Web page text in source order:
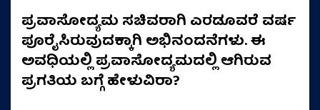
ಪ್ರವಾಸೋದ್ಯಮ ಸಚಿವರಾಗಿ ಎರಡೂವರೆ ವರ್ಷ
ಪೂರೈಸಿರುವುದಕ್ಕಾಗಿ ಅಭಿನಂದನೆಗಳು. ಈ
ಅವಧಿಯಲ್ಲಿ ಪ್ರವಾಸೋದ್ಯಮದಲ್ಲಿ ಆಗಿರುವ
ಪ್ರಗತಿಯ ಬಗ್ಗೆ ಹೇಳುವಿರಾ?